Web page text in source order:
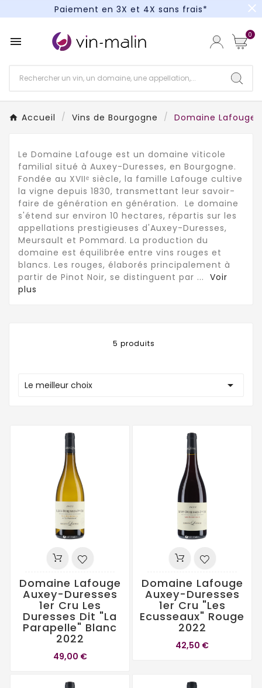
Paiement en 3X et 4X sans frais*
Paiement en 3X et 4X sans frais*
close
 0
Accueil Vins de Bourgogne Domaine Lafouge
​Le Domaine Lafouge est un domaine viticole
familial situé à Auxey-Duresses, en Bourgogne.
Fondée au XVIIᵉ siècle, la famille Lafouge cultive
la vigne depuis 1830, transmettant leur savoir-
faire de génération en génération. Le domaine
s'étend sur environ 10 hectares, répartis sur les
appellations prestigieuses d'Auxey-Duresses,
Meursault et Pommard. La production du
domaine est équilibrée entre vins rouges et
blancs. Les rouges, élaborés principalement à
partir de Pinot Noir, se distinguent par ... Voir
plus
5 produits
Le meilleur choix 
Domaine Lafouge
Auxey-Duresses
1er Cru Les
Duresses Dit "La
Parapelle" Blanc
2022
49,00 €
Domaine Lafouge
Auxey-Duresses
1er Cru "Les
Ecusseaux" Rouge
2022
42,50 €